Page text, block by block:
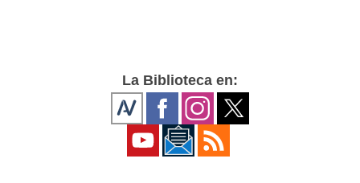
La Biblioteca en: